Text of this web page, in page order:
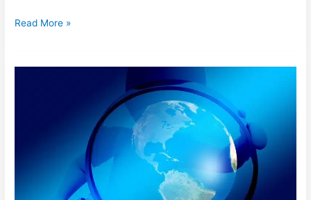
Διαθέσιμη
Απολυτηρίων
Read More »